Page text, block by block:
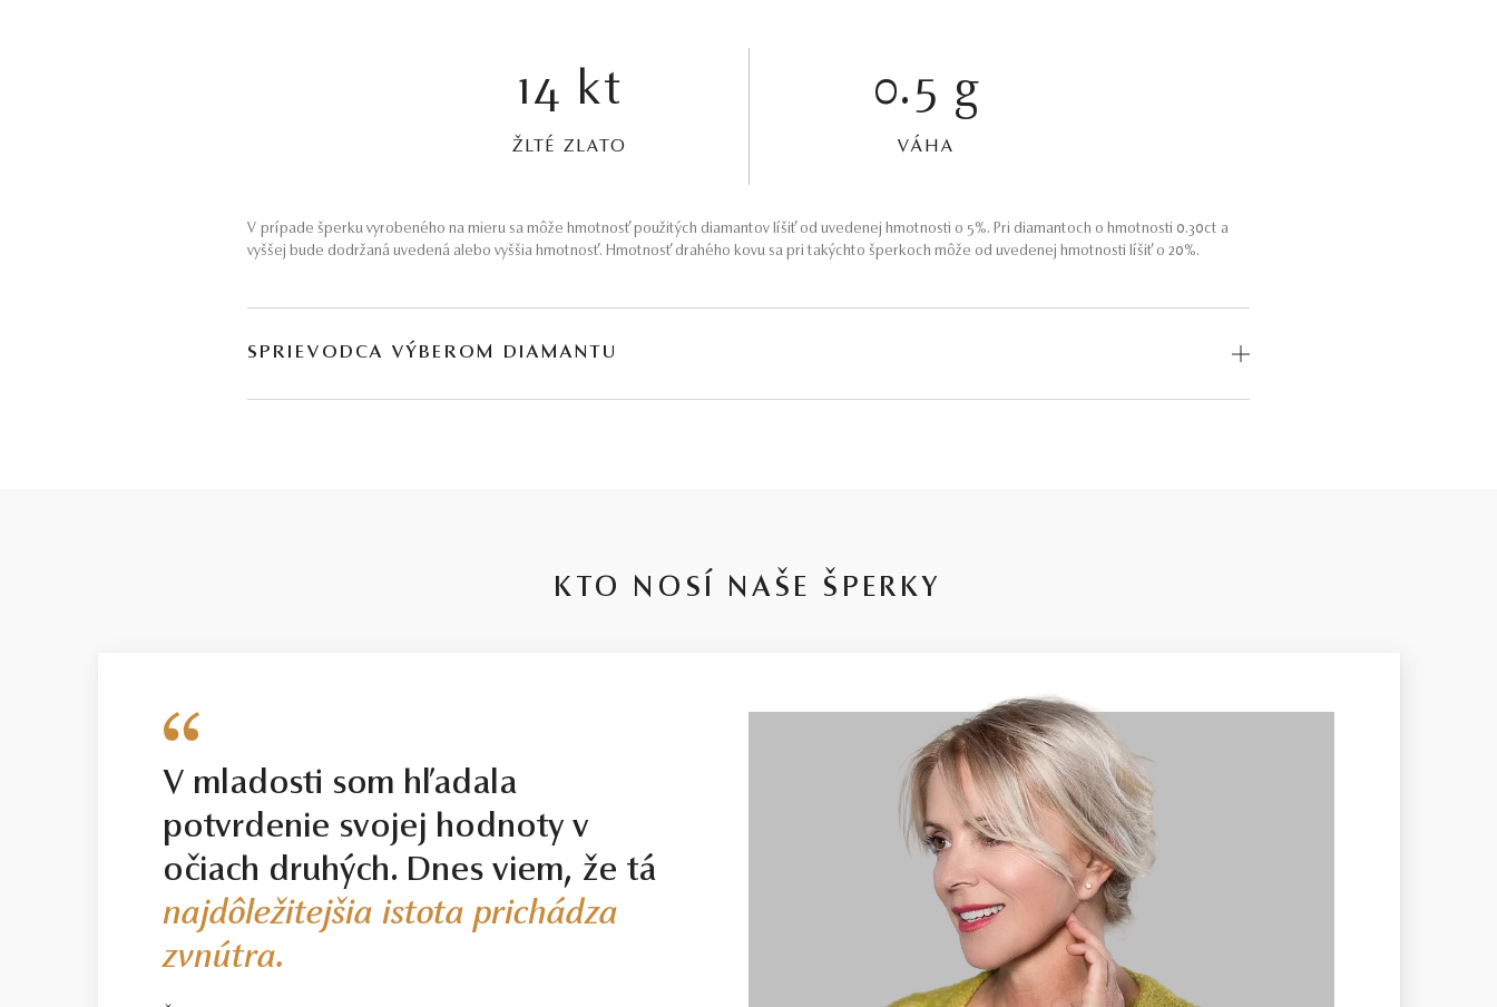
14 kt
ŽLTÉ ZLATO
0.5 g
VÁHA
V prípade šperku vyrobeného na mieru sa môže hmotnosť použitých diamantov líšiť od uvedenej hmotnosti o 5%. Pri diamantoch o hmotnosti 0.30ct a
vyššej bude dodržaná uvedená alebo vyššia hmotnosť. Hmotnosť drahého kovu sa pri takýchto šperkoch môže od uvedenej hmotnosti líšiť o 20%.
SPRIEVODCA VÝBEROM DIAMANTU
parametre sú rovnaké ako pri stupni SMART – čistota SI1, farba J, výbrus Excellent, fluorescencia Medium – ale vizuálne sú to kamene úplné odlišné, s
výraznými viditeľnými nedostatkami. Krátkym vysvetlením je, že jednotlivé stupne v parametroch diamantov sú pomerne široké, preto sa dá do nich veľa
Na rozdiel od stupňa Basic predstavuje stupeň Smart veľmi dobrý pomer kvality a ceny. Kamene tohoto stupňa majú takmer rovnaké parametre ako
vyšší stupeň SELECT, no s veľmi jemným, takmer neviditeľným farebným nádychom, ktorý v žltom či ružovom zlate vizuálne úplne zaniká. Aj v bielom zlate
však tieto diamanty predstavujú spoľahlivú a dobrú voľbu. Čistota SI1, farba J, výbrus Excellent, fluorescencia Medium.
Select / náš tip
Toto je kameň, ktorý odporúčame každému, kto požaduje vysokú kvalitu za férovú cenu. Jedná sa o diamant bez akýchkoľvek viditeľných kompromisov,
starostlivo vybraný priamo na diamantovej burze v Antverpách. Čistota SI1, farba H, výbrus Excellent, fluorescencia Medium.
Top / vysoká kvalita
Diamant spĺňajúci najprísnejšie kritériá krásy, farby a čistoty. Pre tých, ktorí chcú to najlepšie, bez kompromisov.
KTO NOSÍ NAŠE ŠPERKY
V mladosti som hľadala
potvrdenie svojej hodnoty v
očiach druhých. Dnes viem, že tá
najdôležitejšia istota prichádza
zvnútra.